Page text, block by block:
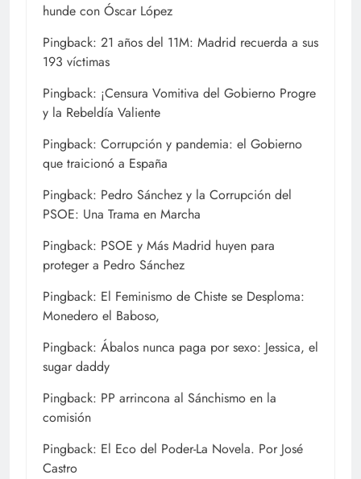
hunde con Óscar López
Pingback: 21 años del 11M: Madrid recuerda a sus
193 víctimas
Pingback: ¡Censura Vomitiva del Gobierno Progre
y la Rebeldía Valiente
Pingback: Corrupción y pandemia: el Gobierno
que traicionó a España
Pingback: Pedro Sánchez y la Corrupción del
PSOE: Una Trama en Marcha
Pingback: PSOE y Más Madrid huyen para
proteger a Pedro Sánchez
Pingback: El Feminismo de Chiste se Desploma:
Monedero el Baboso,
Pingback: Ábalos nunca paga por sexo: Jessica, el
sugar daddy
Pingback: PP arrincona al Sánchismo en la
comisión
Pingback: El Eco del Poder-La Novela. Por José
Castro